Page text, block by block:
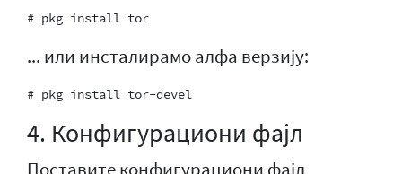
... или инсталирамо алфа верзију:
4. Конфигурациони фајл
Поставите конфигурациони фајл